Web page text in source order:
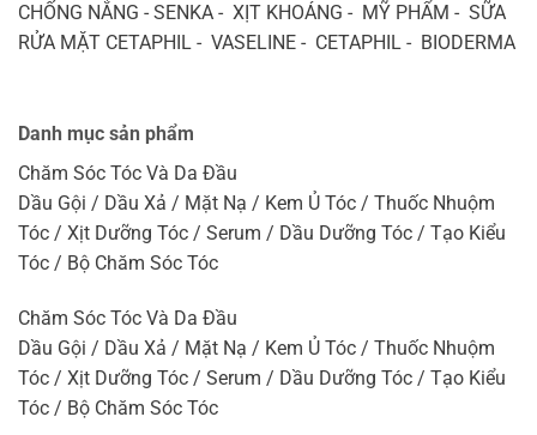
CHỐNG NẮNG - SENKA - XỊT KHOÁNG - MỸ PHẨM - SỮA
RỬA MẶT CETAPHIL - VASELINE - CETAPHIL - BIODERMA
Danh mục sản phẩm
Chăm Sóc Tóc Và Da Đầu
Dầu Gội / Dầu Xả / Mặt Nạ / Kem Ủ Tóc / Thuốc Nhuộm
Tóc / Xịt Dưỡng Tóc / Serum / Dầu Dưỡng Tóc / Tạo Kiểu
Tóc / Bộ Chăm Sóc Tóc
Chăm Sóc Tóc Và Da Đầu
Dầu Gội / Dầu Xả / Mặt Nạ / Kem Ủ Tóc / Thuốc Nhuộm
Tóc / Xịt Dưỡng Tóc / Serum / Dầu Dưỡng Tóc / Tạo Kiểu
Tóc / Bộ Chăm Sóc Tóc